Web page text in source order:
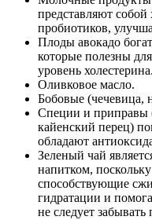
представляют
пробиотиков,
Плоды авокадо
которые полезны
уровень холестерина.
Оливковое масло.
Бобовые (чечевица,
Специи и приправы
кайенский перец)
обладают
Зеленый чай
напитком,
способствующие
гидратации и
не следует